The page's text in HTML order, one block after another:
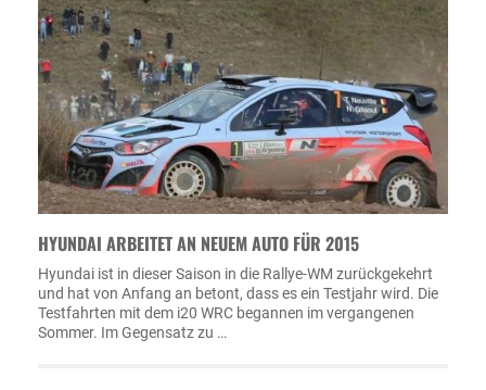
HYUNDAI ARBEITET AN NEUEM AUTO FÜR 2015
Hyundai ist in dieser Saison in die Rallye-WM zurückgekehrt
und hat von Anfang an betont, dass es ein Testjahr wird. Die
Testfahrten mit dem i20 WRC begannen im vergangenen
Sommer. Im Gegensatz zu …